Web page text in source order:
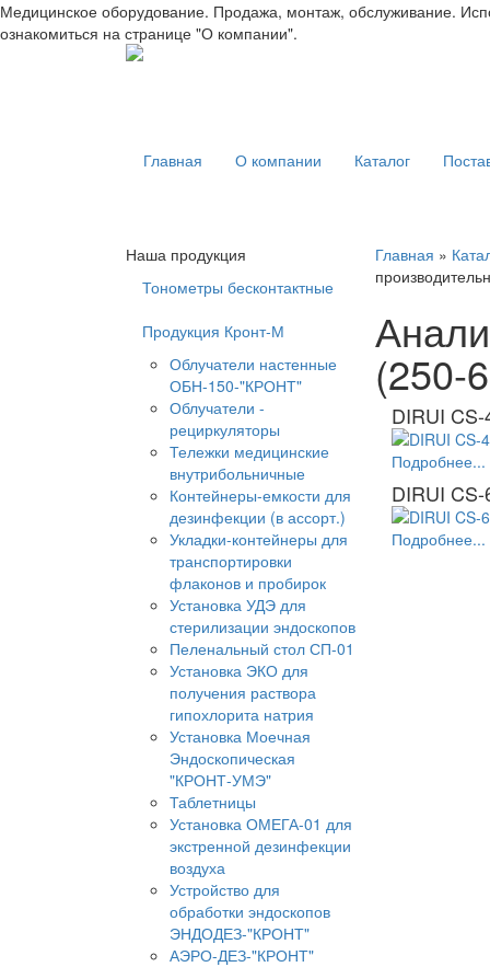
Медицинское оборудование. Продажа, монтаж, обслуживание.
ознакомиться на странице "О компании".
Главная О компании Каталог
Наша продукция
Тонометры бесконтактные
Продукция Кронт-М
Облучатели настенные
ОБН-150-"КРОНТ"
Облучатели -
рециркуляторы
Тележки медицинские
внутрибольничные
Контейнеры-емкости для
дезинфекции (в ассорт.)
Укладки-контейнеры для
транспортировки
флаконов и пробирок
Установка УДЭ для
стерилизации эндоскопов
Пеленальный стол СП-01
Установка ЭКО для
получения раствора
гипохлорита натрия
Установка Моечная
Эндоскопическая
"КРОНТ-УМЭ"
Таблетницы
Установка ОМЕГА-01 для
экстренной дезинфекции
воздуха
Устройство для
обработки эндоскопов
ЭНДОДЕЗ-"КРОНТ"
АЭРО-ДЕЗ-"КРОНТ"
Главная »
(250-
DIRUI CS-
Подробнее...
DIRUI CS-
Подробнее...